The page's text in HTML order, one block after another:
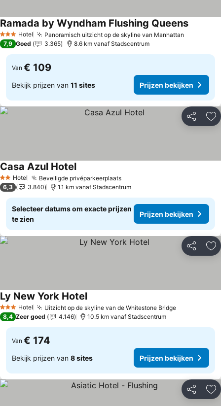
3 SterrenHotel Panoramisch uitzicht op de skyline van Manhattan
Ramada by Wyndham Flushing QueensPrijzen
7,9 Goed 3.365 8.6 km vanaf Stadscentrum
Van € 109
Bekijk prijzen van 11 sites Prijzen bekijken
Delen
2 Sterren
Hotel Beveiligde privéparkeerplaatsPrijzen bekijken
Casa Azul HotelPrijzen bekijken
6,3 3.840 1.1 km vanaf Stadscentrum
Selecteer datums om exacte prijzen
te zien
Prijzen bekijken
Delen
3 SterrenHotel Uitzicht op de skyline van de Whitestone BridgePrijzen
Ly New York HotelPrijzen bekijken
8,4 Zeer goed 4.146 10.5 km vanaf Stadscentrum
Van € 174
Bekijk prijzen van 8 sites Prijzen bekijken
Delen